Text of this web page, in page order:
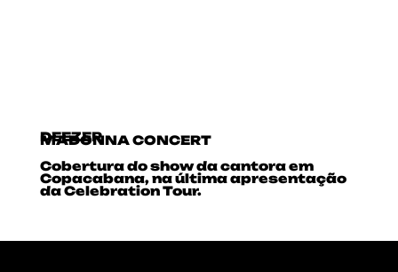
DEEZER
MADONNA CONCERT
Cobertura do show da cantora em
Copacabana, na última apresentação
da Celebration Tour.